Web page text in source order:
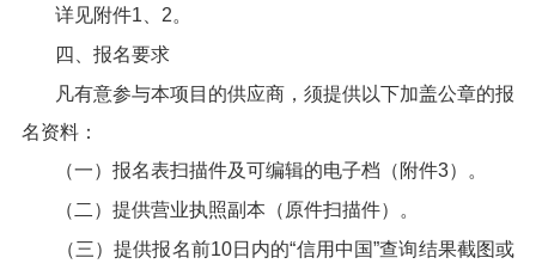
详见附件1、2。
四、报名要求
凡有意参与本项目的供应商，须提供以下加盖公章的报
名资料：
（一）报名表扫描件及可编辑的电子档（附件3）。
（二）提供营业执照副本（原件扫描件）。
（三）提供报名前10日内的“信用中国”查询结果截图或